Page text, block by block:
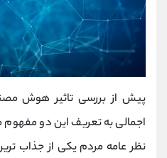
پیش از بررسی تاثیر هوش
اجمالی به تعریف این دو
نظر عامه مردم یکی از جذاب